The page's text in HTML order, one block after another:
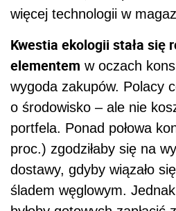
więcej technologii w
Kwestia ekologii stała się
elementem w oczach
wygoda zakupów. Polacy
o środowisko – ale nie
portfela. Ponad połowa
proc.) zgodziłaby się na
dostawy, gdyby wiązało
śladem węglowym.